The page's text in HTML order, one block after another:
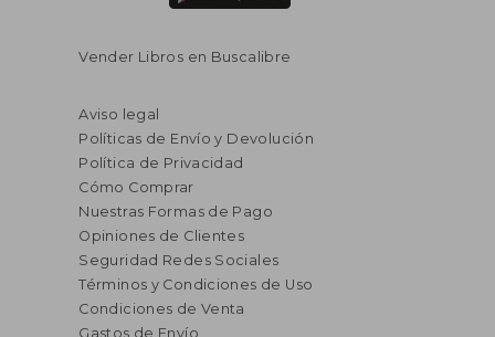
Vender Libros en Buscalibre
Aviso legal
Políticas de Envío y Devolución
Política de Privacidad
Cómo Comprar
Nuestras Formas de Pago
Opiniones de Clientes
Seguridad Redes Sociales
Términos y Condiciones de Uso
Condiciones de Venta
Gastos de Envío